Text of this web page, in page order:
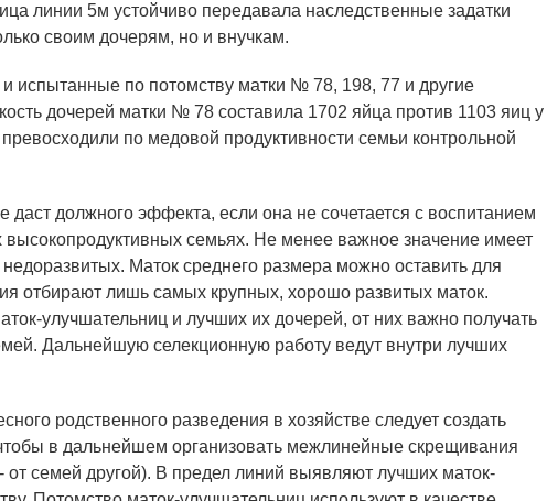
линии 5м устойчиво передавала наследственные задатки
своим дочерям, но и внучкам.
испытанные по потомству матки № 78, 198, 77 и другие
дочерей матки № 78 составила 1702 яйца против 1103 яиц у
по медовой продуктивности семьи контрольной
даст должного эффекта, если она не сочетается с воспитанием
высокопродуктивных семьях. Не менее важное значение имеет
Маток среднего размера можно оставить для
отбирают лишь самых крупных, хорошо развитых маток.
улучшательниц и лучших их дочерей, от них важно получать
Дальнейшую селекционную работу ведут внутри лучших
родственного разведения в хозяйстве следует создать
в дальнейшем организовать межлинейные скрещивания
от семей другой). В предел линий выявляют лучших маток-